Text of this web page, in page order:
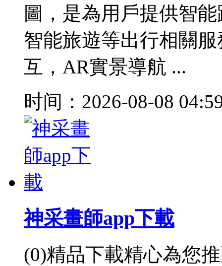
圖，是為用戶提供智
智能旅遊等出行相關
互，AR實景導航 ...
时间：2026-08-08
神采畫師app下載
(0)精品下載精心為您